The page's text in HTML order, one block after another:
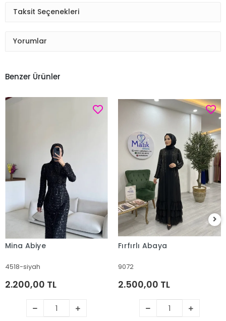
Taksit Seçenekleri
Yorumlar
Benzer Ürünler
Mina Abiye
4518-siyah
2.200,00 TL
Fırfırlı Abaya
9072
2.500,00 TL